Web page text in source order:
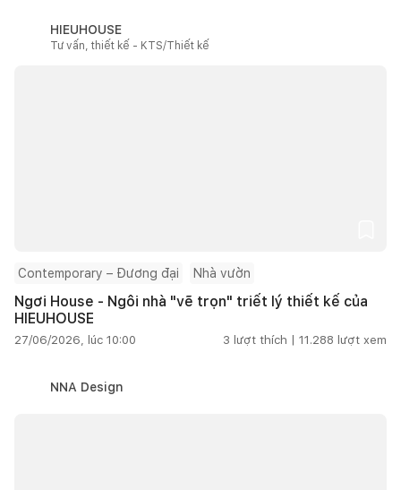
HIEUHOUSE
Tư vấn, thiết kế - KTS/Thiết kế
Contemporary – Đương đại Nhà vườn
Ngơi House - Ngôi nhà "vẽ trọn" triết lý thiết kế của
HIEUHOUSE
27/06/2026, lúc 10:00 3 lượt thích | 11.288 lượt xem
NNA Design